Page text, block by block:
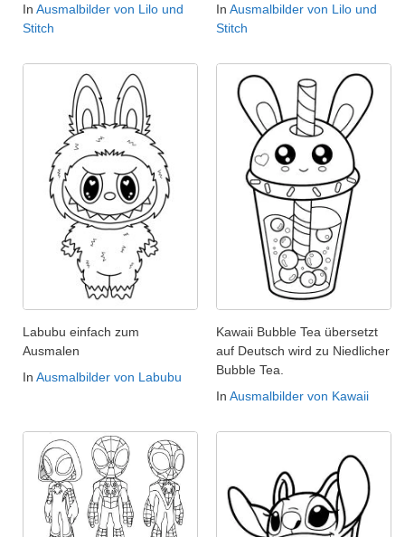
In Ausmalbilder von Lilo und
Stitch
In Ausmalbilder von Lilo und
Stitch
Labubu einfach zum
Ausmalen
In Ausmalbilder von Labubu
Kawaii Bubble Tea übersetzt
auf Deutsch wird zu Niedlicher
Bubble Tea.
In Ausmalbilder von Kawaii